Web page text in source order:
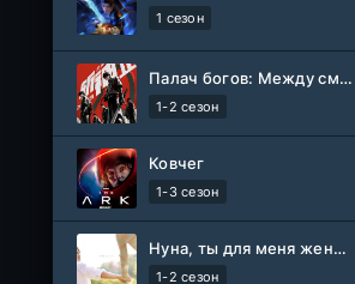
1 сезон
Палач богов: Между смертным и божественным царством 2
1-2 сезон
Ковчег
1-3 сезон
Нуна, ты для меня женщина 2
1-2 сезон